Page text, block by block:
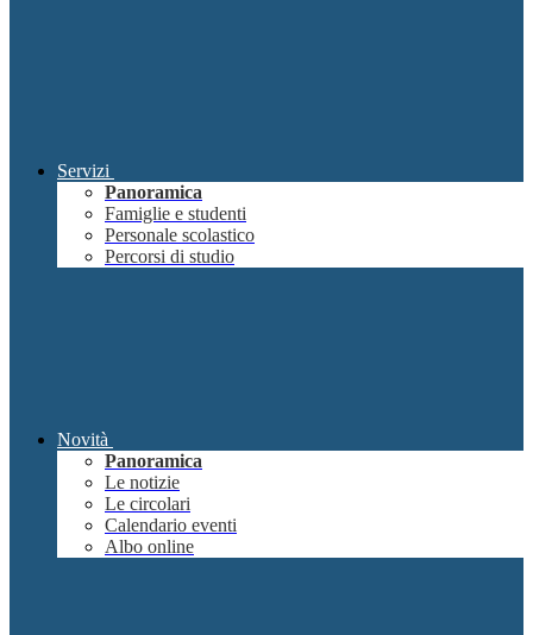
Servizi
Panoramica
Famiglie e studenti
Personale scolastico
Percorsi di studio
Novità
Panoramica
Le notizie
Le circolari
Calendario eventi
Albo online